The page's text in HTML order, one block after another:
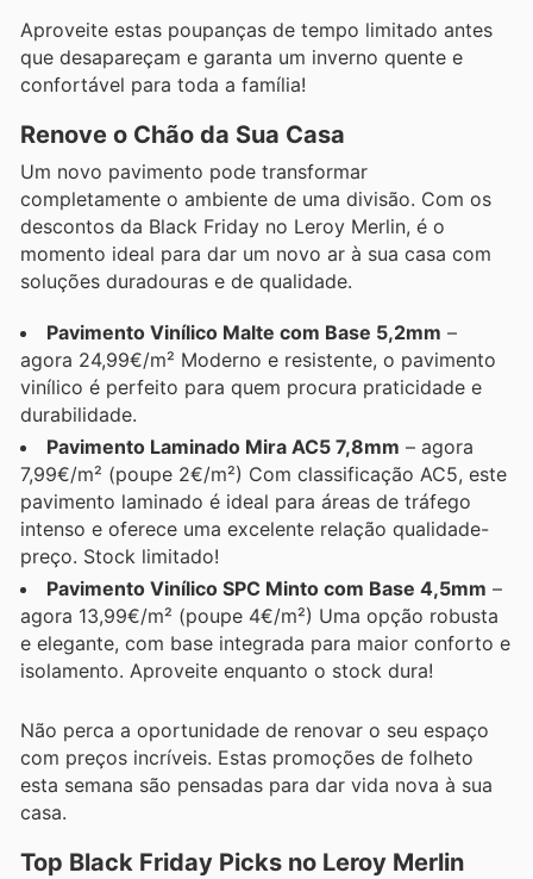
Aproveite estas poupanças de tempo limitado antes
que desapareçam e garanta um inverno quente e
confortável para toda a família!
Renove o Chão da Sua Casa
Um novo pavimento pode transformar
completamente o ambiente de uma divisão. Com os
descontos da Black Friday no Leroy Merlin, é o
momento ideal para dar um novo ar à sua casa com
soluções duradouras e de qualidade.
Pavimento Vinílico Malte com Base 5,2mm –
agora 24,99€/m² Moderno e resistente, o pavimento
vinílico é perfeito para quem procura praticidade e
durabilidade.
Pavimento Laminado Mira AC5 7,8mm – agora
7,99€/m² (poupe 2€/m²) Com classificação AC5, este
pavimento laminado é ideal para áreas de tráfego
intenso e oferece uma excelente relação qualidade-
preço. Stock limitado!
Pavimento Vinílico SPC Minto com Base 4,5mm –
agora 13,99€/m² (poupe 4€/m²) Uma opção robusta
e elegante, com base integrada para maior conforto e
isolamento. Aproveite enquanto o stock dura!
Não perca a oportunidade de renovar o seu espaço
com preços incríveis. Estas promoções de folheto
esta semana são pensadas para dar vida nova à sua
casa.
Top Black Friday Picks no Leroy Merlin